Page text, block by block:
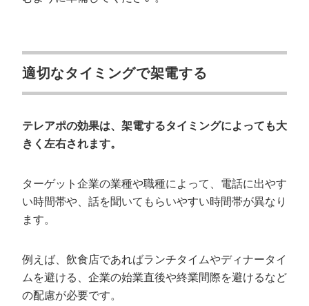
適切なタイミングで架電する
テレアポの効果は、架電するタイミングによっても大
きく左右されます。
ターゲット企業の業種や職種によって、電話に出やす
い時間帯や、話を聞いてもらいやすい時間帯が異なり
ます。
例えば、飲食店であればランチタイムやディナータイ
ムを避ける、企業の始業直後や終業間際を避けるなど
の配慮が必要です。